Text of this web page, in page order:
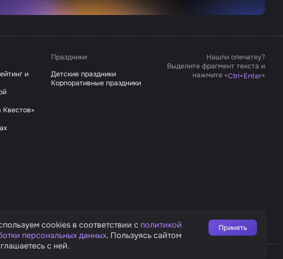
и
Праздники
Детские праздники
Корпоративные праздники
Нашли опечатку?
Выделите фрагмент текста и
нажмите «Ctrl+Enter»
cookies в соответствии с политикой
персональных данных. Пользуясь сайтом
с ней.
Принять